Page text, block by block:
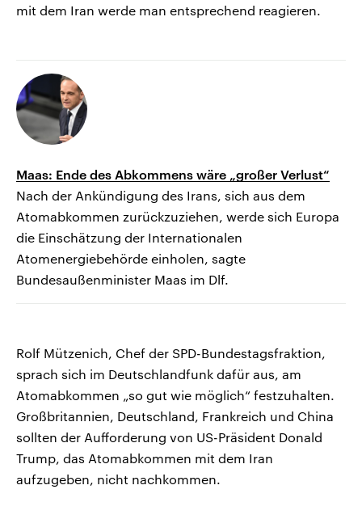
mit dem Iran werde man entsprechend reagieren.
Maas: Ende des Abkommens wäre „großer Verlust“
Nach der Ankündigung des Irans, sich aus dem
Atomabkommen zurückzuziehen, werde sich Europa
die Einschätzung der Internationalen
Atomenergiebehörde einholen, sagte
Bundesaußenminister Maas im Dlf.
Rolf Mützenich, Chef der SPD-Bundestagsfraktion,
sprach sich im Deutschlandfunk dafür aus, am
Atomabkommen „so gut wie möglich“ festzuhalten.
Großbritannien, Deutschland, Frankreich und China
sollten der Aufforderung von US-Präsident Donald
Trump, das Atomabkommen mit dem Iran
aufzugeben, nicht nachkommen.